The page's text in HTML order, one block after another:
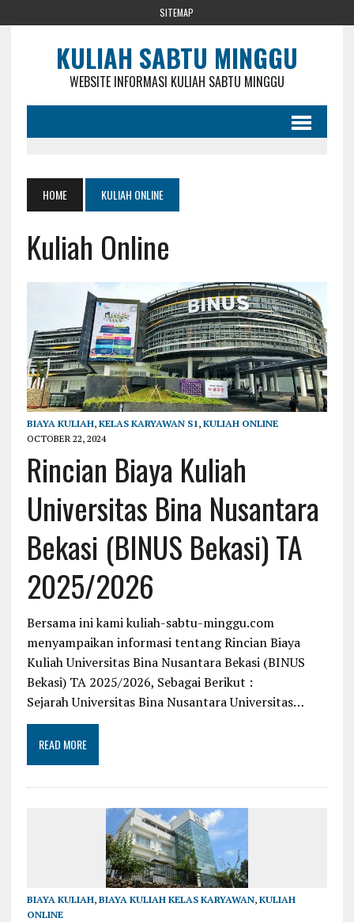
SITEMAP
KULIAH SABTU MINGGU
WEBSITE INFORMASI KULIAH SABTU MINGGU
HOME KULIAH ONLINE
Kuliah Online
BIAYA KULIAH, KELAS KARYAWAN S1 , KULIAH ONLINE
OCTOBER 22, 2024
Rincian Biaya Kuliah
Universitas Bina Nusantara
Bekasi (BINUS Bekasi) TA
2025/2026
Bersama ini kami kuliah-sabtu-minggu.com
menyampaikan informasi tentang Rincian Biaya
Kuliah Universitas Bina Nusantara Bekasi (BINUS
Bekasi) TA 2025/2026, Sebagai Berikut :
Sejarah Universitas Bina Nusantara Universitas…
READ MORE
BIAYA KULIAH, BIAYA KULIAH KELAS KARYAWAN, KULIAH
ONLINE